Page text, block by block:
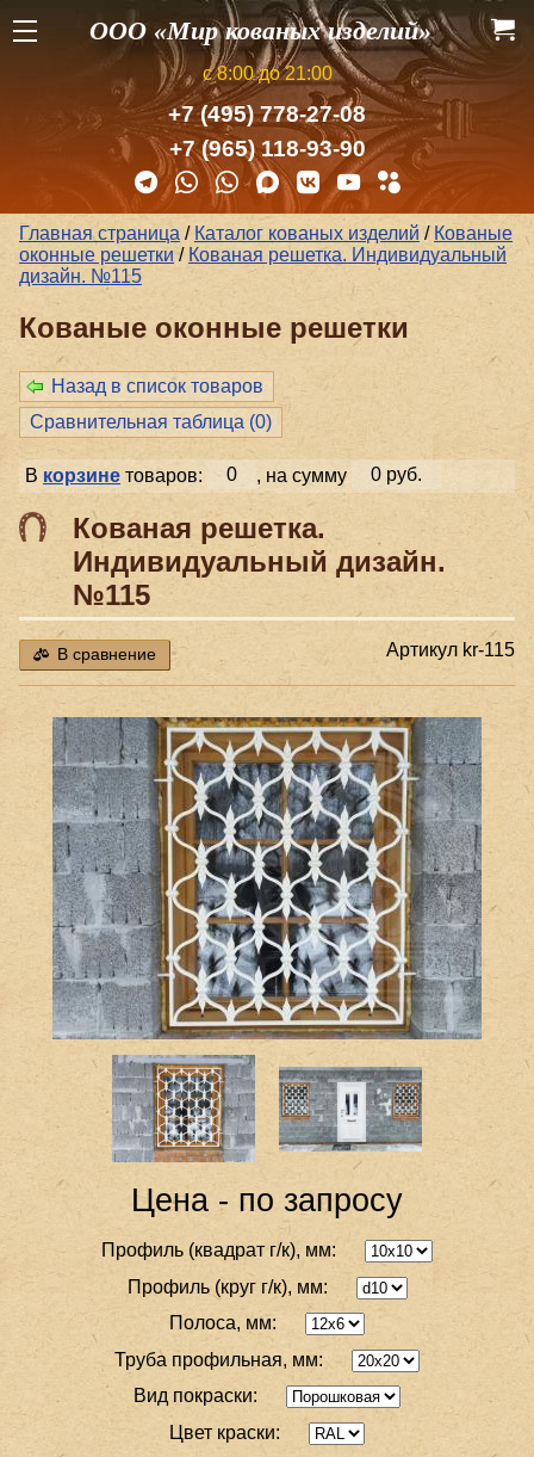
ООО «Мир кованых изделий»
с 8:00 до 21:00
+7 (495) 778-27-08
+7 (965) 118-93-90
Главная страница / Каталог кованых изделий / Кованые
оконные решетки / Кованая решетка. Индивидуальный
дизайн. №115
Кованые оконные решетки
Назад в список товаров
Сравнительная таблица (0)
В корзинетоваров: 0 , на сумму 0 руб.
Кованая решетка.
Индивидуальный дизайн.
№115
В сравнение Артикул kr-115
Цена - по запросу
Профиль (квадрат г/к), мм:
Профиль (круг г/к), мм:
Полоса, мм:
Труба профильная, мм:
Вид покраски:
Цвет краски: